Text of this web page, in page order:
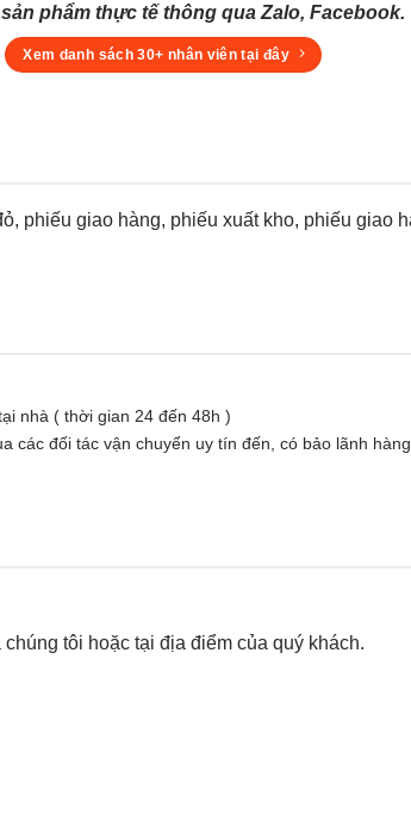
phẩm thực tế thông qua Zalo, Facebook.
Xem danh sách 30+ nhân viên tại đây
phiếu giao hàng, phiếu xuất kho, phiếu giao
nhà ( thời gian 24 đến 48h )
các đối tác vận chuyển uy tín đến, có bảo lãnh
tôi hoặc tại địa điểm của quý khách.